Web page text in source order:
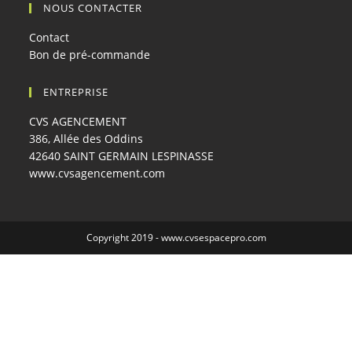
NOUS CONTACTER
Contact
Bon de pré-commande
ENTREPRISE
CVS AGENCEMENT
386, Allée des Oddins
42640 SAINT GERMAIN LESPINASSE
www.cvsagencement.com
Copyright 2019 -www.cvsespacepro.com